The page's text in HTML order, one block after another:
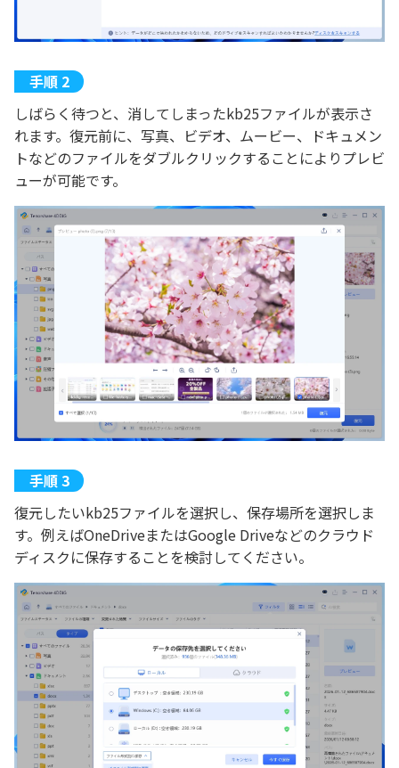
しばらく待つと、消してしまったkb25ファイルが表示さ
れます。復元前に、写真、ビデオ、ムービー、ドキュメン
トなどのファイルをダブルクリックすることによりプレビ
ューが可能です。
復元したいkb25ファイルを選択し、保存場所を選択しま
す。例えばOneDriveまたはGoogle Driveなどのクラウド
ディスクに保存することを検討してください。